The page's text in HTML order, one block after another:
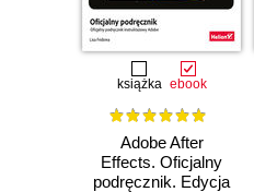
książka ebook
Adobe After
Effects. Oficjalny
podręcznik. Edycja